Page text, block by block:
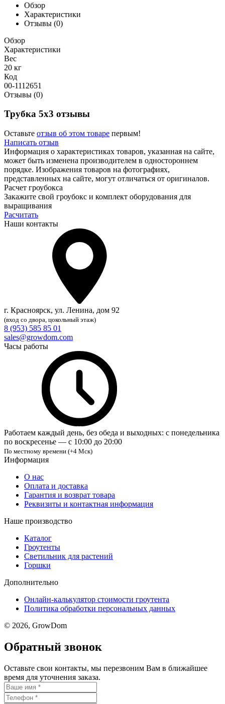
Обзор
Характеристики
Отзывы (0)
Обзор
Характеристики
Вес
20 кг
Код
00-1112651
Отзывы (0)
Трубка 5х3 отзывы
Оставьте отзыв об этом товаре первым!
Написать отзыв
Информация о характеристиках товаров, указанная на сайте,
может быть изменена производителем в одностороннем
порядке. Изображения товаров на фотографиях,
представленных на сайте, могут отличаться от оригиналов.
Расчет гроубокса
Закажите свой гроубокс и комплект оборудования для
выращивания
Расчитать
Наши контакты
г. Красноярск, ул. Ленина, дом 92
(вход со двора, цокольный этаж)
8 (953) 585 85 01
sales@growdom.com
Часы работы
Работаем каждый день, без обеда и выходных: с понедельника
по воскресенье — с 10:00 до 20:00
По местному времени (+4 Мск)
Информация
О нас
Оплата и доставка
Гарантия и возврат товара
Реквизиты и контактная информация
Наше производство
Каталог
Гроутенты
Светильник для растений
Горшки
Дополнительно
Онлайн-калькулятор стоимости гроутента
Политика обработки персональных данных
© 2026, GrowDom
Обратный звонок
Оставьте свои контакты, мы перезвоним Вам в ближайшее
время для уточнения заказа.